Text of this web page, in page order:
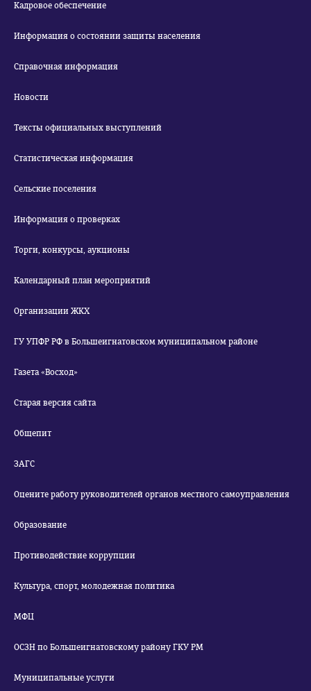
Кадровое обеспечение
Информация о состоянии защиты населения
Справочная информация
Новости
Тексты официальных выступлений
Статистическая информация
Сельские поселения
Информация о проверках
Торги, конкурсы, аукционы
Календарный план мероприятий
Организации ЖКХ
ГУ УПФР РФ в Большеигнатовском муниципальном районе
Газета «Восход»
Старая версия сайта
Общепит
ЗАГС
Оцените работу руководителей органов местного самоуправления
Образование
Противодействие коррупции
Культура, спорт, молодежная политика
МФЦ
ОСЗН по Большеигнатовскому району ГКУ РМ
Муниципальные услуги